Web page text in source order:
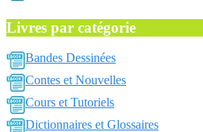
Livres par catégorie
Bandes Dessinées
Contes et Nouvelles
Cours et Tutoriels
Dictionnaires et Glossaires